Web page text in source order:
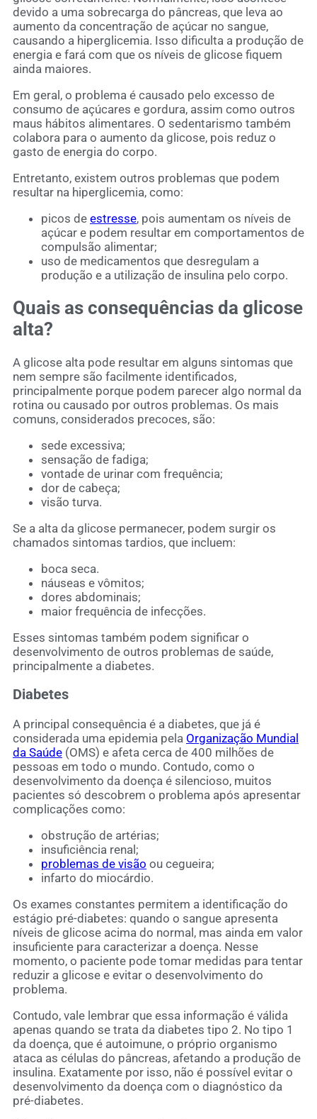
devido a uma sobrecarga do pâncreas, que leva ao
aumento da concentração de açúcar no sangue,
causando a hiperglicemia. Isso dificulta a produção de
energia e fará com que os níveis de glicose fiquem
ainda maiores.
Em geral, o problema é causado pelo excesso de
consumo de açúcares e gordura, assim como outros
maus hábitos alimentares. O sedentarismo também
colabora para o aumento da glicose, pois reduz o
gasto de energia do corpo.
Entretanto, existem outros problemas que podem
resultar na hiperglicemia, como:
picos de estresse, pois aumentam os níveis de
açúcar e podem resultar em comportamentos de
compulsão alimentar;
uso de medicamentos que desregulam a
produção e a utilização de insulina pelo corpo.
Quais as consequências da glicose
alta?
A glicose alta pode resultar em alguns sintomas que
nem sempre são facilmente identificados,
principalmente porque podem parecer algo normal da
rotina ou causado por outros problemas. Os mais
comuns, considerados precoces, são:
sede excessiva;
sensação de fadiga;
vontade de urinar com frequência;
dor de cabeça;
visão turva.
Se a alta da glicose permanecer, podem surgir os
chamados sintomas tardios, que incluem:
boca seca.
náuseas e vômitos;
dores abdominais;
maior frequência de infecções.
Esses sintomas também podem significar o
desenvolvimento de outros problemas de saúde,
principalmente a diabetes.
Diabetes
A principal consequência é a diabetes, que já é
considerada uma epidemia pela Organização Mundial
da Saúde (OMS) e afeta cerca de 400 milhões de
pessoas em todo o mundo. Contudo, como o
desenvolvimento da doença é silencioso, muitos
pacientes só descobrem o problema após apresentar
complicações como:
obstrução de artérias;
insuficiência renal;
problemas de visão ou cegueira;
infarto do miocárdio.
Os exames constantes permitem a identificação do
estágio pré-diabetes: quando o sangue apresenta
níveis de glicose acima do normal, mas ainda em valor
insuficiente para caracterizar a doença. Nesse
momento, o paciente pode tomar medidas para tentar
reduzir a glicose e evitar o desenvolvimento do
problema.
Contudo, vale lembrar que essa informação é válida
apenas quando se trata da diabetes tipo 2. No tipo 1
da doença, que é autoimune, o próprio organismo
ataca as células do pâncreas, afetando a produção de
insulina. Exatamente por isso, não é possível evitar o
desenvolvimento da doença com o diagnóstico da
pré-diabetes.